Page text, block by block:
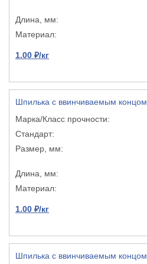
1.00 ₽/кг
Шпилька с ввинчиваемым концом
1.00 ₽/кг
Шпилька с ввинчиваемым концом